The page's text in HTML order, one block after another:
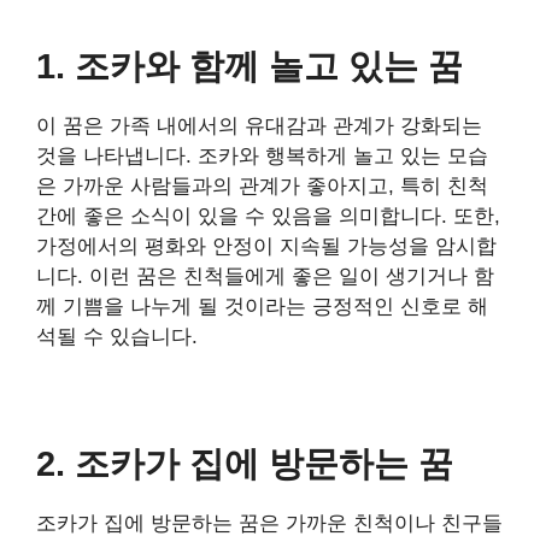
1. 조카와 함께 놀고 있는 꿈
이 꿈은 가족 내에서의 유대감과 관계가 강화되는
것을 나타냅니다. 조카와 행복하게 놀고 있는 모습
은 가까운 사람들과의 관계가 좋아지고, 특히 친척
간에 좋은 소식이 있을 수 있음을 의미합니다. 또한,
가정에서의 평화와 안정이 지속될 가능성을 암시합
니다. 이런 꿈은 친척들에게 좋은 일이 생기거나 함
께 기쁨을 나누게 될 것이라는 긍정적인 신호로 해
석될 수 있습니다.
2. 조카가 집에 방문하는 꿈
조카가 집에 방문하는 꿈은 가까운 친척이나 친구들